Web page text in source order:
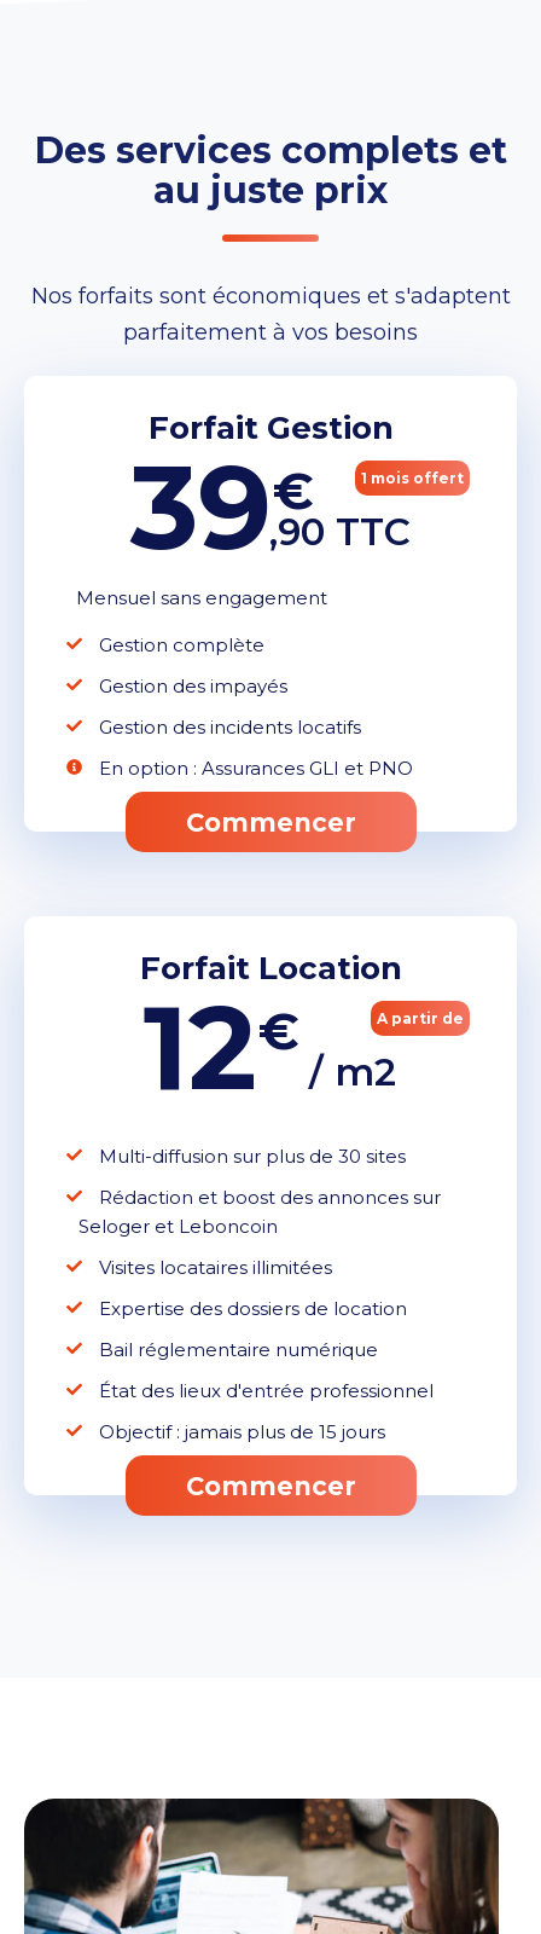
Des services complets et
au juste prix
Nos forfaits sont économiques et s'adaptent
parfaitement à vos besoins
Forfait Gestion
1 mois offert
39€
,90 TTC
Mensuel sans engagement
Gestion complète
Gestion des impayés
Gestion des incidents locatifs
En option : Assurances GLI et PNO
Commencer
Forfait Location
A partir de
12€
/ m2
Multi-diffusion sur plus de 30 sites
Rédaction et boost des annonces sur
Seloger et Leboncoin
Visites locataires illimitées
Expertise des dossiers de location
Bail réglementaire numérique
État des lieux d'entrée professionnel
Objectif : jamais plus de 15 jours
Commencer